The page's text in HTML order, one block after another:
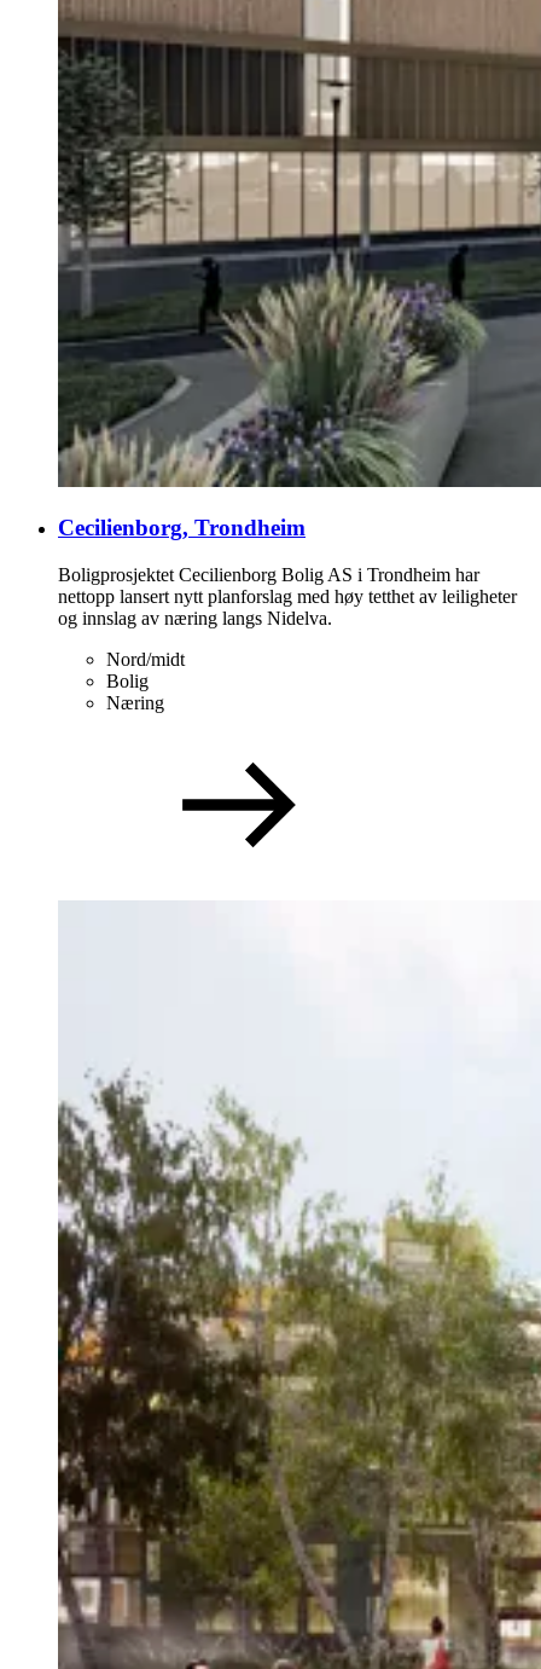
Cecilienborg, Trondheim
Boligprosjektet Cecilienborg Bolig AS i Trondheim har
nettopp lansert nytt planforslag med høy tetthet av leiligheter
og innslag av næring langs Nidelva.
Nord/midt
Bolig
Næring